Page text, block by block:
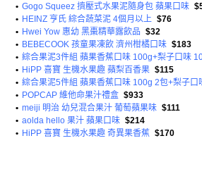
• Gogo Squeez 擠壓式水果泥隨身包 蘋果口味
• HEINZ 亨氏 綜合蔬菜泥 4個月以上 $76
• Hwei Yow 惠幼 黑棗精華露飲品 $32
• BEBECOOK 孩童果凍飲 濟州柑橘口味 $183
•
• HiPP 喜寶 生機水果趣 蘋梨百香果 $115
•
• POPCAP 維他命果汁禮盒 $933
• meiji 明治 幼兒混合果汁 葡萄蘋果味 $111
• aolda hello 果汁 蘋果口味 $214
• HiPP 喜寶 生機水果趣 奇異果香蕉 $170